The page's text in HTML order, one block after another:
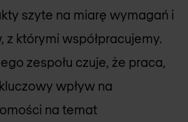
szyte na miarę wymagań i
z którymi współpracujemy.
zespołu czuje, że praca,
wpływ na
na temat